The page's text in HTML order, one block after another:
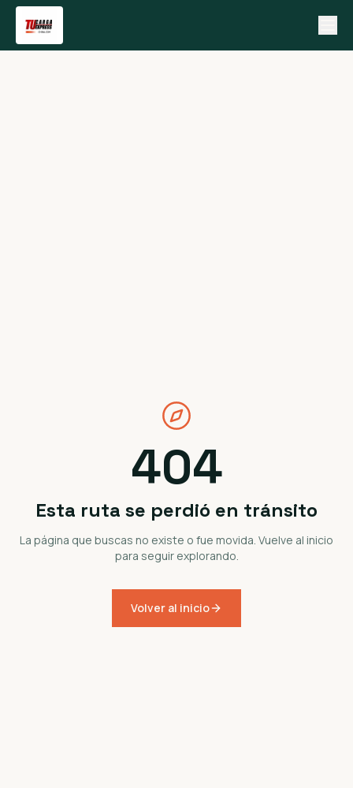
404
Esta ruta se perdió en tránsito
La página que buscas no existe o fue movida. Vuelve al inicio
para seguir explorando.
Volver al inicio